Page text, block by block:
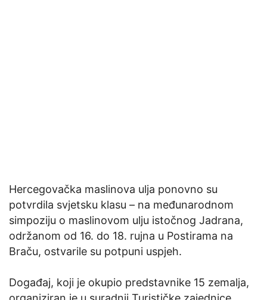
Hercegovačka maslinova ulja ponovno su
potvrdila svjetsku klasu – na međunarodnom
simpoziju o maslinovom ulju istočnog Jadrana,
održanom od 16. do 18. rujna u Postirama na
Braču, ostvarile su potpuni uspjeh.
Događaj, koji je okupio predstavnike 15 zemalja,